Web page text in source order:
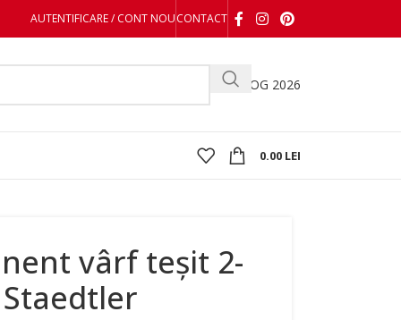
AUTENTIFICARE / CONT NOUCONTACT
CATALOG 2026
0.00 LEI
vârf teșit 2-